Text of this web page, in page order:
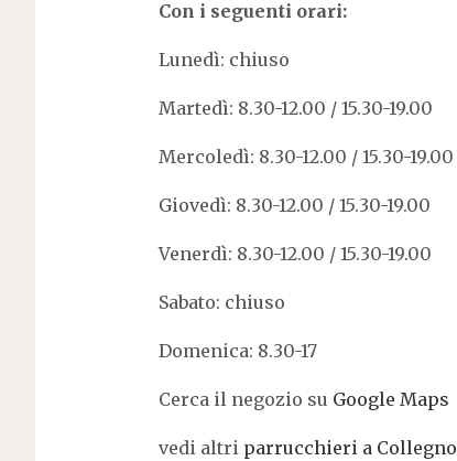
Con i seguenti orari:
Lunedì: chiuso
Martedì: 8.30-12.00 / 15.30-19.00
Mercoledì: 8.30-12.00 / 15.30-19.00
Giovedì: 8.30-12.00 / 15.30-19.00
Venerdì: 8.30-12.00 / 15.30-19.00
Sabato: chiuso
Domenica: 8.30-17
Cerca il negozio su Google Maps
vedi altri parrucchieri a Collegno